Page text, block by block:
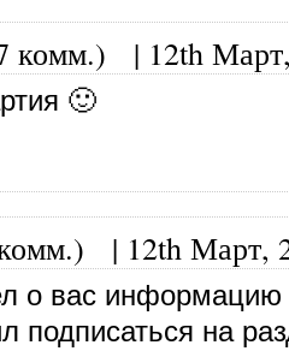
комм.) | 12th
🙂
| 12th Март,
о вас информацию
подписаться на